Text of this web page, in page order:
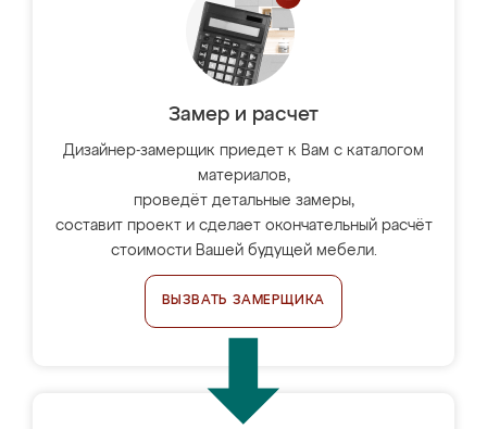
Замер и расчет
Дизайнер-замерщик приедет к Вам с каталогом
материалов,
проведёт детальные замеры,
составит проект и сделает окончательный расчёт
стоимости Вашей будущей мебели.
ВЫЗВАТЬ ЗАМЕРЩИКА